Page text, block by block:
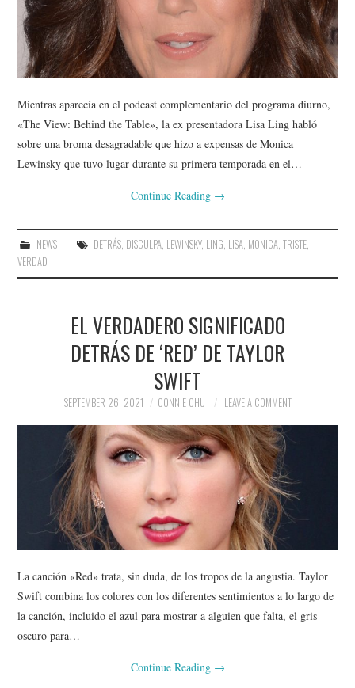
Mientras aparecía en el podcast complementario del programa diurno,
«The View: Behind the Table», la ex presentadora Lisa Ling habló
sobre una broma desagradable que hizo a expensas de Monica
Lewinsky que tuvo lugar durante su primera temporada en el…
Continue Reading →
NEWS DETRÁS, DISCULPA, LEWINSKY, LING, LISA, MONICA, TRISTE,
VERDAD
EL VERDADERO SIGNIFICADO
DETRÁS DE ‘RED’ DE TAYLOR
SWIFT
SEPTEMBER 26, 2021 CONNIE CHU LEAVE A COMMENT
La canción «Red» trata, sin duda, de los tropos de la angustia. Taylor
Swift combina los colores con los diferentes sentimientos a lo largo de
la canción, incluido el azul para mostrar a alguien que falta, el gris
oscuro para…
Continue Reading →